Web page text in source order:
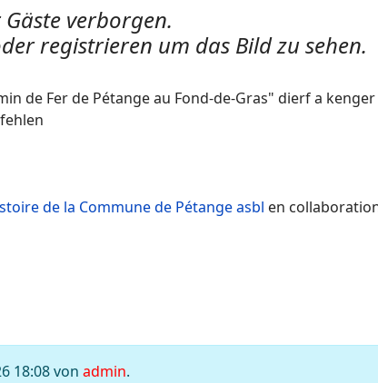
verborgen.
registrieren um das Bild zu sehen.
de Fer de Pétange au Fond-de-Gras" dierf a kenger
de la Commune de Pétange asbl en
18:08 von admin.